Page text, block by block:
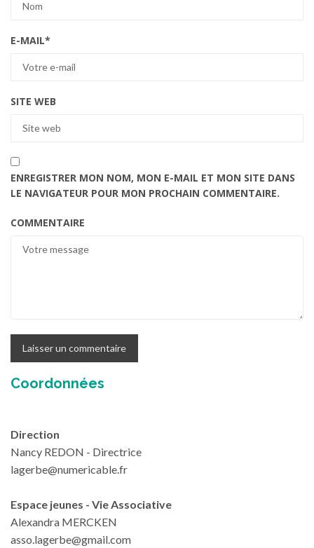
E-MAIL*
SITE WEB
ENREGISTRER MON NOM, MON E-MAIL ET MON SITE DANS
LE NAVIGATEUR POUR MON PROCHAIN COMMENTAIRE.
COMMENTAIRE
Coordonnées
Direction
Nancy REDON - Directrice
lagerbe@numericable.fr
Espace jeunes - Vie Associative
Alexandra MERCKEN
asso.lagerbe@gmail.com